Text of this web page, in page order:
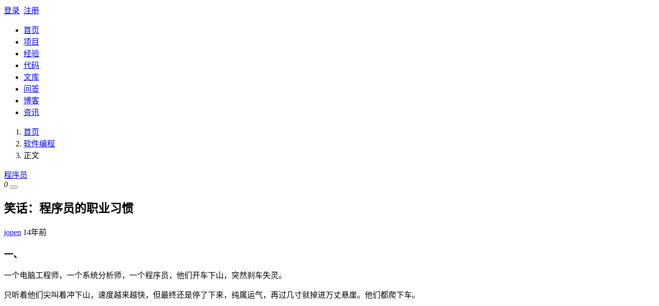
登录 注册
首页
项目
经验
代码
文库
问答
博客
资讯
首页
软件编程
正文
程序员
0
笑话：程序员的职业习惯
jopen 14年前
一、
一个电脑工程师，一个系统分析师，一个程序员，他们开车下山，突然刹车失灵。
只听着他们尖叫着冲下山，速度越来越快，但最终还是停了下来，纯属运气，再过几寸就掉进万丈悬崖。他们都爬下车。